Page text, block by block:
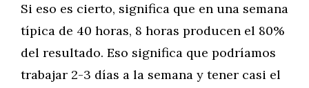
Si eso es cierto, significa que en una semana
típica de 40 horas, 8 horas producen el 80%
del resultado. Eso significa que podríamos
trabajar 2-3 días a la semana y tener casi el